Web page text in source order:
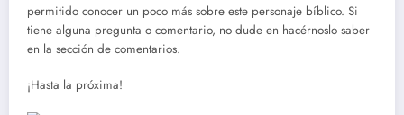
permitido conocer un poco más sobre este personaje bíblico. Si
tiene alguna pregunta o comentario, no dude en hacérnoslo saber
en la sección de comentarios.
¡Hasta la próxima!